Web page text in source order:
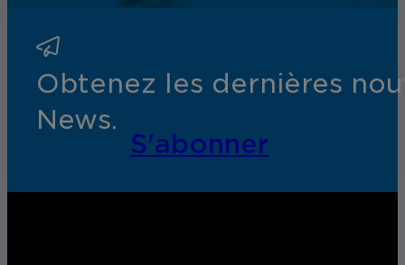
Obtenez les dernières
News.
S'abonner